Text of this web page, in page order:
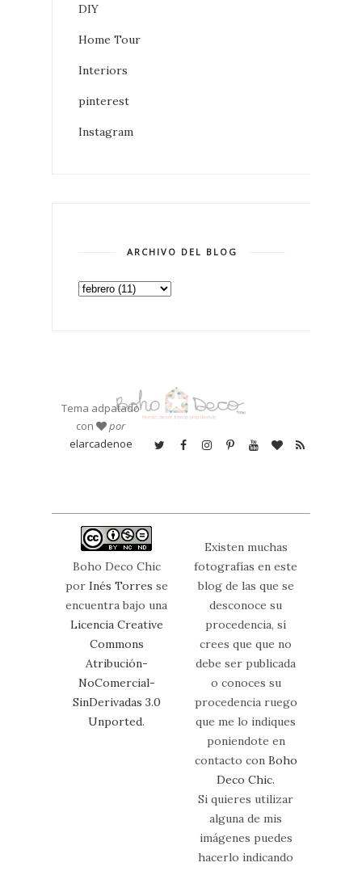
DIY
Home Tour
Interiors
pinterest
Instagram
ARCHIVO DEL BLOG
Tema adpatado
con
por
elarcadenoe
Boho Deco Chic
por Inés Torres se
encuentra bajo una
Licencia Creative
Commons
Atribución-
NoComercial-
SinDerivadas 3.0
Unported.
Existen muchas
fotografías en este
blog de las que se
desconoce su
procedencia, sí
crees que que no
debe ser publicada
o conoces su
procedencia ruego
que me lo indiques
poniendote en
contacto con Boho
Deco Chic.
Si quieres utilizar
alguna de mis
imágenes puedes
hacerlo indicando